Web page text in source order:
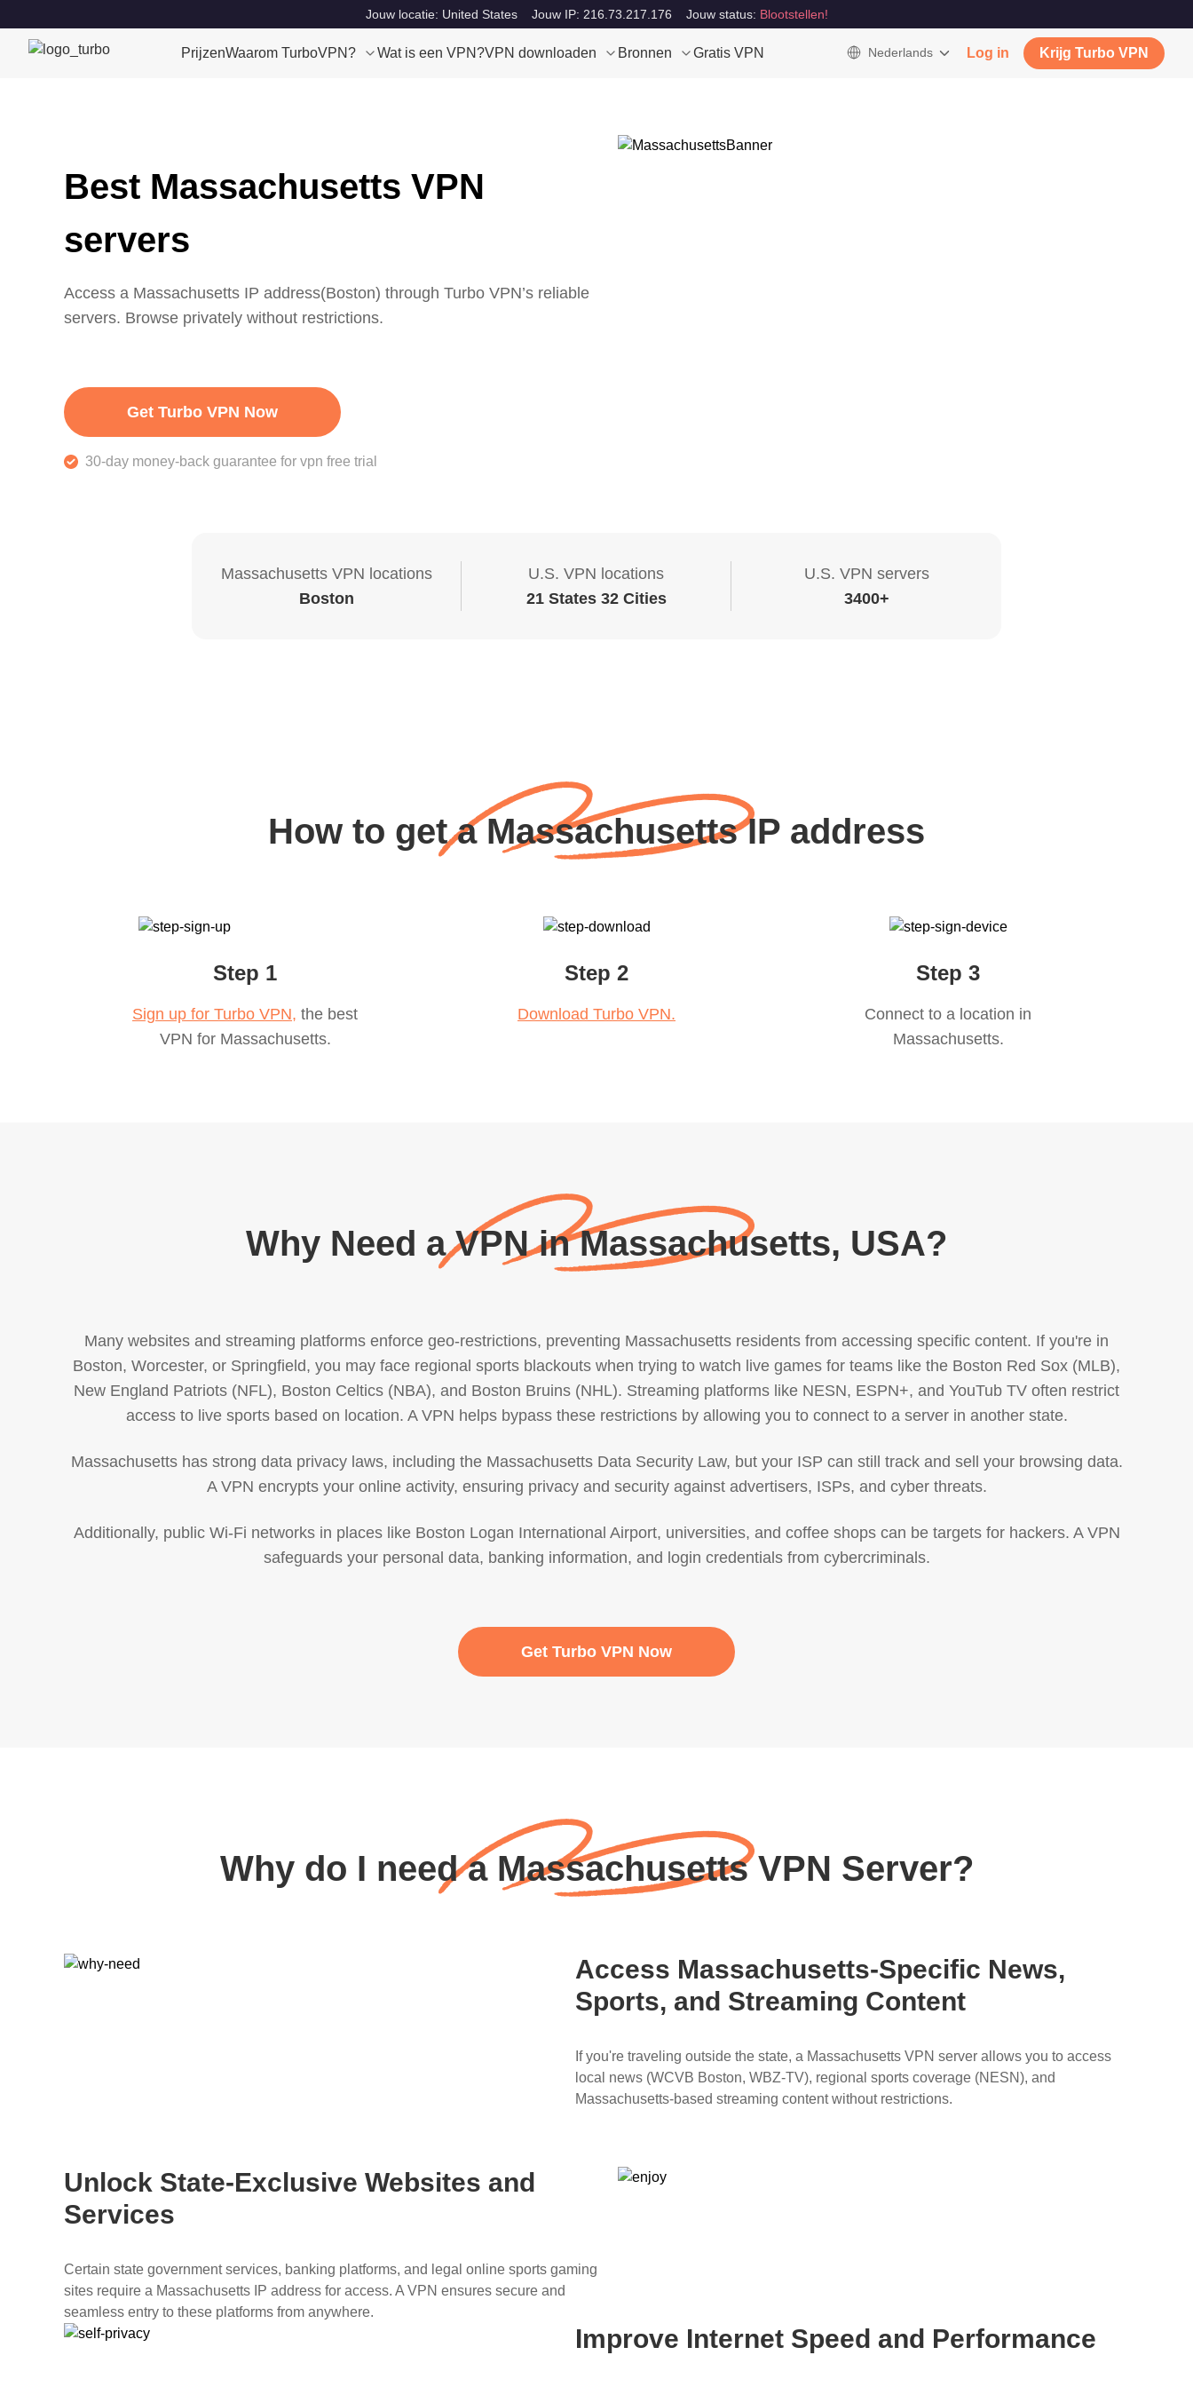
Jouw locatie: United States Jouw IP: 216.73.217.176 Jouw status: Blootstellen!
PrijzenWaarom TurboVPN? Wat is een VPN?VPN downloaden Bronnen Gratis VPN Nederlands Log in Krijg Turbo VPN
Best Massachusetts VPN
servers
Access a Massachusetts IP address(Boston) through Turbo VPN’s reliable
servers. Browse privately without restrictions.
Get Turbo VPN Now
30-day money-back guarantee for vpn free trial
Massachusetts VPN locations
Boston
U.S. VPN locations
21 States 32 Cities
U.S. VPN servers
3400+
How to get a Massachusetts IP address
Step 1
Sign up for Turbo VPN, the best
VPN for Massachusetts.
Step 2
Download Turbo VPN.
Step 3
Connect to a location in
Massachusetts.
Why Need a VPN in Massachusetts, USA?
Many websites and streaming platforms enforce geo-restrictions, preventing Massachusetts residents from accessing specific content. If you're in
Boston, Worcester, or Springfield, you may face regional sports blackouts when trying to watch live games for teams like the Boston Red Sox (MLB),
New England Patriots (NFL), Boston Celtics (NBA), and Boston Bruins (NHL). Streaming platforms like NESN, ESPN+, and YouTub TV often restrict
access to live sports based on location. A VPN helps bypass these restrictions by allowing you to connect to a server in another state.
Massachusetts has strong data privacy laws, including the Massachusetts Data Security Law, but your ISP can still track and sell your browsing data.
A VPN encrypts your online activity, ensuring privacy and security against advertisers, ISPs, and cyber threats.
Additionally, public Wi-Fi networks in places like Boston Logan International Airport, universities, and coffee shops can be targets for hackers. A VPN
safeguards your personal data, banking information, and login credentials from cybercriminals.
Get Turbo VPN Now
Why do I need a Massachusetts VPN Server?
Access Massachusetts-Specific News,
Sports, and Streaming Content
If you're traveling outside the state, a Massachusetts VPN server allows you to access
local news (WCVB Boston, WBZ-TV), regional sports coverage (NESN), and
Massachusetts-based streaming content without restrictions.
Unlock State-Exclusive Websites and
Services
Certain state government services, banking platforms, and legal online sports gaming
sites require a Massachusetts IP address for access. A VPN ensures secure and
seamless entry to these platforms from anywhere.
Improve Internet Speed and Performance